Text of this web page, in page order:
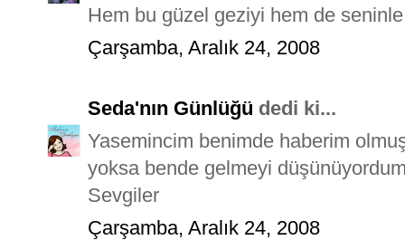
Hem bu güzel geziyi hem de seninle
Çarşamba, Aralık 24, 2008
Seda'nın Günlüğü dedi ki...
Yasemincim benimde haberim
yoksa bende gelmeyi
Sevgiler
Çarşamba, Aralık 24, 2008